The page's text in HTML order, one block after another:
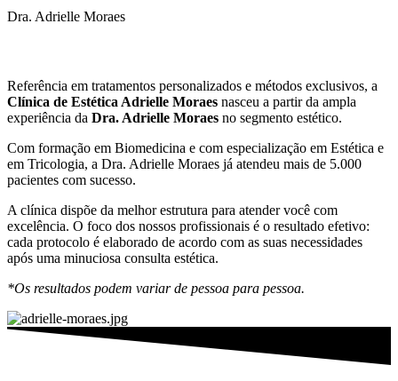
Dra. Adrielle Moraes
Referência em tratamentos personalizados e métodos exclusivos, a
Clínica de Estética Adrielle Moraes nasceu a partir da ampla
experiência da Dra. Adrielle Moraes no segmento estético.
Com formação em Biomedicina e com especialização em Estética e
em Tricologia, a Dra. Adrielle Moraes já atendeu mais de 5.000
pacientes com sucesso.
A clínica dispõe da melhor estrutura para atender você com
excelência. O foco dos nossos profissionais é o resultado efetivo:
cada protocolo é elaborado de acordo com as suas necessidades
após uma minuciosa consulta estética.
*Os resultados podem variar de pessoa para pessoa.